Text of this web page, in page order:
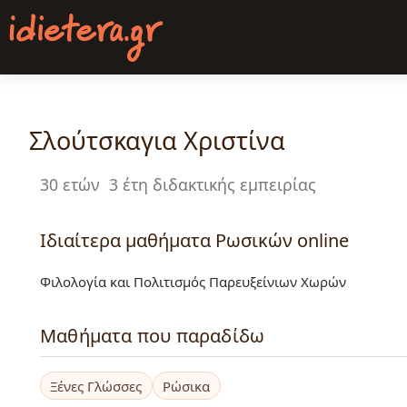
Παράκαμψη
προς
κυρίως
Σλούτσκαγια Χριστίνα
30 ετών 3 έτη διδακτικής εμπειρίας
Ιδιαίτερα μαθήματα Ρωσικών online
Φιλολογία και Πολιτισμός Παρευξείνιων Χωρών
Μαθήματα που παραδίδω
Ξένες Γλώσσες Ρώσικα